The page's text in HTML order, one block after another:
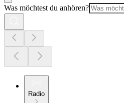
Was möchtest du anhören?
Radio